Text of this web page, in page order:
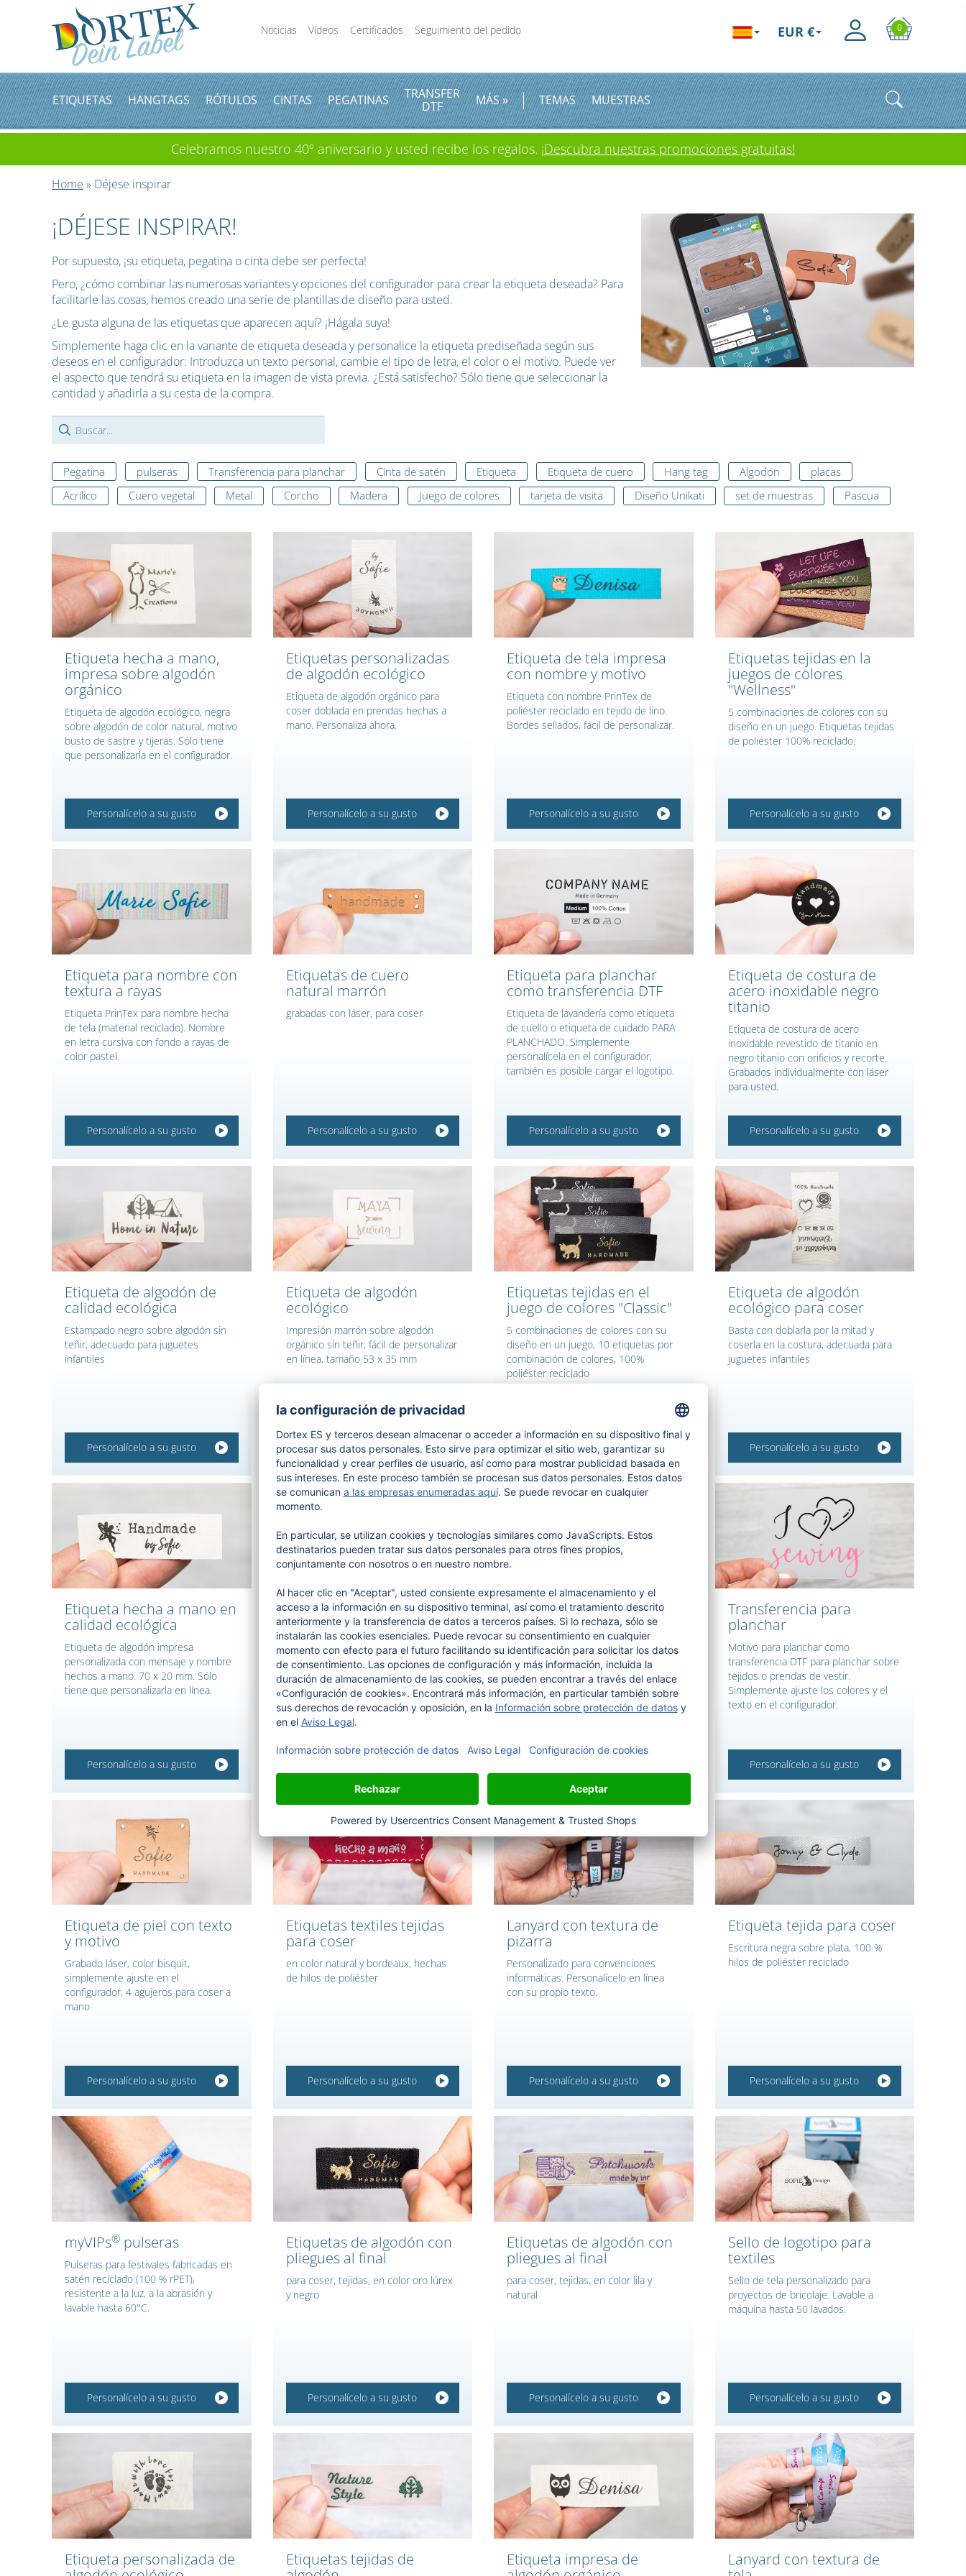
Noticias Vídeos Certificados Seguimiento del pedido 0
EUR €
ETIQUETAS HANGTAGS RÓTULOS CINTAS PEGATINAS
TRANSFER
DTF
MÁS » TEMAS MUESTRAS
Celebramos nuestro 40º aniversario y usted recibe los regalos. ¡Descubra nuestras promociones gratuitas!
Home » Déjese inspirar
¡DÉJESE INSPIRAR!
Por supuesto, ¡su etiqueta, pegatina o cinta debe ser perfecta!
Pero, ¿cómo combinar las numerosas variantes y opciones del configurador para crear la etiqueta deseada? Para
facilitarle las cosas, hemos creado una serie de plantillas de diseño para usted.
¿Le gusta alguna de las etiquetas que aparecen aquí? ¡Hágala suya!
Simplemente haga clic en la variante de etiqueta deseada y personalice la etiqueta prediseñada según sus
deseos en el configurador: Introduzca un texto personal, cambie el tipo de letra, el color o el motivo. Puede ver
el aspecto que tendrá su etiqueta en la imagen de vista previa. ¿Está satisfecho? Sólo tiene que seleccionar la
cantidad y añadirla a su cesta de la compra.
Pegatina pulseras Transferencia para planchar Cinta de satén Etiqueta Etiqueta de cuero Hang tag Algodón
placas
Acrílico
Cuero vegetal Metal Corcho Madera Juego de colores tarjeta de visita Diseño Unikati set de muestras Pascua
Etiqueta hecha a mano,
impresa sobre algodón
orgánico
Etiqueta de algodón ecológico, negra
sobre algodón de color natural, motivo
busto de sastre y tijeras. Sólo tiene
que personalizarla en el configurador.
Personalícelo a su gusto
Etiquetas personalizadas
de algodón ecológico
Etiqueta de algodón orgánico para
coser doblada en prendas hechas a
mano. Personaliza ahora.
Personalícelo a su gusto
Etiqueta de tela impresa
con nombre y motivo
Etiqueta con nombre PrinTex de
poliéster reciclado en tejido de lino.
Bordes sellados, fácil de personalizar.
Personalícelo a su gusto
Etiquetas tejidas en la
juegos de colores
"Wellness"
5 combinaciones de colores con su
diseño en un juego. Etiquetas tejidas
de poliéster 100% reciclado.
Personalícelo a su gusto
Etiqueta para nombre con
textura a rayas
Etiqueta PrinTex para nombre hecha
de tela (material reciclado). Nombre
en letra cursiva con fondo a rayas de
color pastel.
Personalícelo a su gusto
Etiquetas de cuero
natural marrón
grabadas con láser, para coser
Personalícelo a su gusto
Etiqueta para planchar
como transferencia DTF
Etiqueta de lavandería como etiqueta
de cuello o etiqueta de cuidado PARA
PLANCHADO. Simplemente
personalícela en el configurador,
también es posible cargar el logotipo.
Personalícelo a su gusto
Etiqueta de costura de
acero inoxidable negro
titanio
Etiqueta de costura de acero
inoxidable revestido de titanio en
negro titanio con orificios y recorte.
Grabados individualmente con láser
para usted.
Personalícelo a su gusto
Etiqueta de algodón de
calidad ecológica
Estampado negro sobre algodón sin
teñir, adecuado para juguetes
infantiles
Personalícelo a su gusto
Etiqueta de algodón
ecológico
Impresión marrón sobre algodón
orgánico sin teñir, fácil de personalizar
en línea, tamaño 53 x 35 mm
Personalícelo a su gusto
Etiquetas tejidas en el
juego de colores "Classic"
5 combinaciones de colores con su
diseño en un juego, 10 etiquetas por
combinación de colores, 100%
poliéster reciclado
Personalícelo a su gusto
Etiqueta de algodón
ecológico para coser
Basta con doblarla por la mitad y
coserla en la costura, adecuada para
juguetes infantiles
Personalícelo a su gusto
Etiqueta hecha a mano en
calidad ecológica
Etiqueta de algodón impresa
personalizada con mensaje y nombre
hechos a mano. 70 x 20 mm. Sólo
tiene que personalizarla en línea.
Personalícelo a su gusto
Etiquetas de latón, para
coser
grabadas con láser, en metal
Etiquetas de algodón
tejido en el juego de
colores "Brillantes"
Etiqueta de algodón puro, tejida
individualmente con su diseño. Altura
10 mm, con texto en color lúrex oro o
plata.
Transferencia para
planchar
Motivo para planchar como
transferencia DTF para planchar sobre
tejidos o prendas de vestir.
Simplemente ajuste los colores y el
texto en el configurador.
Personalícelo a su gusto
Etiqueta de piel con texto
y motivo
Grabado láser, color bisquit,
simplemente ajuste en el
configurador, 4 agujeros para coser a
mano
Personalícelo a su gusto
Etiquetas textiles tejidas
para coser
en color natural y bordeaux, hechas
de hilos de poliéster
Personalícelo a su gusto
Lanyard con textura de
pizarra
Personalizado para convenciones
informáticas. Personalícelo en línea
con su propio texto.
Personalícelo a su gusto
Etiqueta tejida para coser
Escritura negra sobre plata, 100 %
hilos de poliéster reciclado
Personalícelo a su gusto
myVIPs® pulseras
Pulseras para festivales fabricadas en
satén reciclado (100 % rPET),
resistente a la luz, a la abrasión y
lavable hasta 60°C.
Personalícelo a su gusto
Etiquetas de algodón con
pliegues al final
para coser, tejidas, en color oro lúrex
y negro
Personalícelo a su gusto
Etiquetas de algodón con
pliegues al final
para coser, tejidas, en color lila y
natural
Personalícelo a su gusto
Sello de logotipo para
textiles
Sello de tela personalizado para
proyectos de bricolaje. Lavable a
máquina hasta 50 lavados.
Personalícelo a su gusto
Etiqueta personalizada de
Etiquetas tejidas de
Etiqueta impresa de
Lanyard con textura de